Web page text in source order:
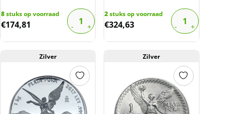
8stuks op voorraad
€174,81
2stuks op voorraad
€324,63
Zilver Zilver